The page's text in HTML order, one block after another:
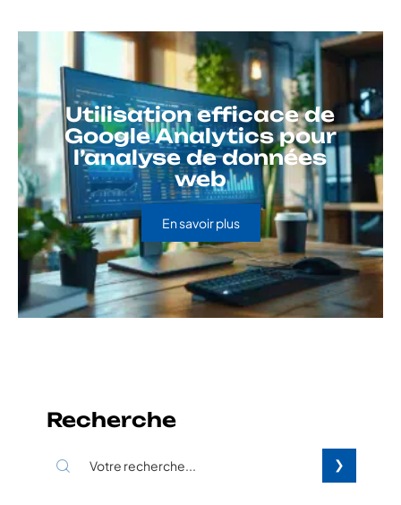
Utilisation efficace de
Google Analytics pour
l’analyse de données
web
En savoir plus
Recherche